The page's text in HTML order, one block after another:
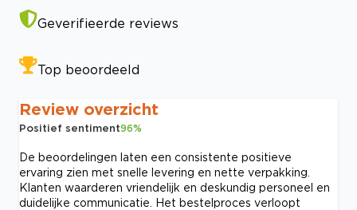
Geverifieerde reviews
Top beoordeeld
Review overzicht
Positief sentiment96%
De beoordelingen laten een consistente positieve
ervaring zien met snelle levering en nette verpakking.
Klanten waarderen vriendelijk en deskundig personeel en
duidelijke communicatie. Het bestelproces verloopt